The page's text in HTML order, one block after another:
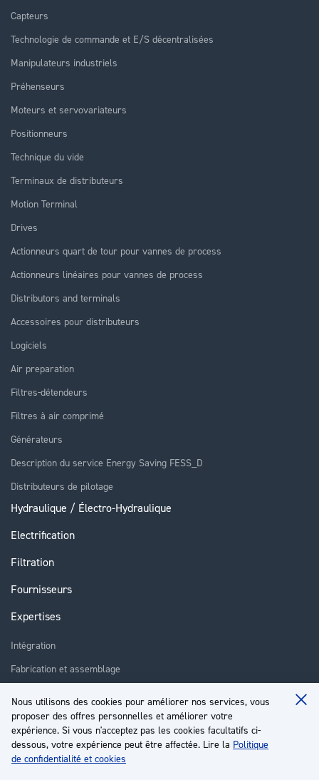
Nous utilisons des cookies pour améliorer nos services, vous
proposer des offres personnelles et améliorer votre
expérience. Si vous n'acceptez pas les cookies facultatifs ci-
dessous, votre expérience peut être affectée. Lire la Politique
de confidentialité et cookies
Capteurs
Technologie de commande et E/S décentralisées
Manipulateurs industriels
Préhenseurs
Moteurs et servovariateurs
Positionneurs
Technique du vide
Terminaux de distributeurs
Motion Terminal
Drives
Actionneurs quart de tour pour vannes de process
Actionneurs linéaires pour vannes de process
Distributors and terminals
Accessoires pour distributeurs
Logiciels
Air preparation
Filtres-détendeurs
Filtres à air comprimé
Générateurs
Description du service Energy Saving FESS_D
Distributeurs de pilotage
Hydraulique / Électro-Hydraulique
Electrification
Filtration
Fournisseurs
Expertises
Intégration
Fabrication et assemblage
Réparation
Formation
À propos